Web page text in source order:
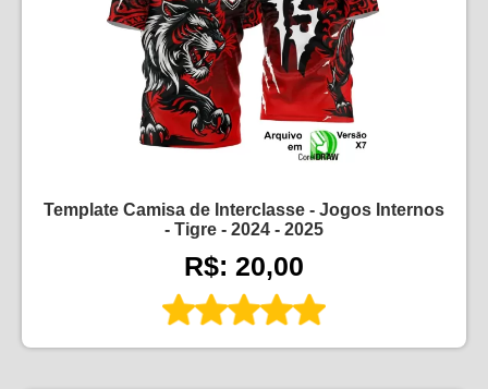
Template Camisa de Interclasse - Jogos Internos
- Tigre - 2024 - 2025
R$: 20,00